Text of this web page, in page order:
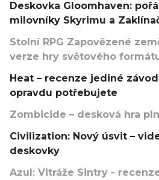
Deskovka Gloomhaven:
milovníky Skyrimu a
Stolní RPG Zapovězené
verze hry světového
Heat – recenze jediné
opravdu potřebujete
Zombicide – desková hra
Civilization: Nový úsvit –
deskovky
Azul: Vitráže Sintry -